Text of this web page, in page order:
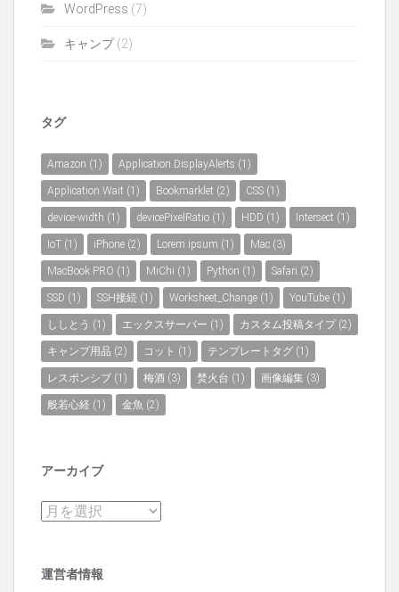
WordPress (7)
キャンプ(2)
タグ
Amazon (1) Application.DisplayAlerts (1)
Application.Wait (1) Bookmarklet (2) CSS (1)
device-width (1) devicePixelRatio (1) HDD (1) Intersect (1)
IoT (1) iPhone (2) Lorem ipsum (1) Mac (3)
MacBook PRO (1) MiChi (1) Python (1) Safari (2)
SSD (1) SSH接続 (1) Worksheet_Change (1) YouTube (1)
ししとう (1) エックスサーバー (1) カスタム投稿タイプ (2)
キャンプ用品 (2) コット (1) テンプレートタグ (1)
レスポンシブ (1) 梅酒 (3) 焚火台 (1) 画像編集 (3)
般若心経 (1) 金魚 (2)
アーカイブ
ア
イ
運営者情報